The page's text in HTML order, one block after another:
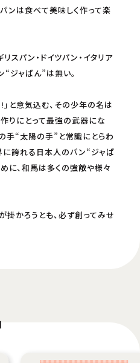
ンは食べて美味しく作って楽
スパン・ドイツパン・イタリア
ジャぱん”は無い。
」と意気込む、その少年の名は
りにとって最強の武器にな
手“太陽の手”と常識にとらわ
に誇れる日本人のパン“ジャぱ
に、和馬は多くの強敵や様々
かろうとも、必ず創ってみせ